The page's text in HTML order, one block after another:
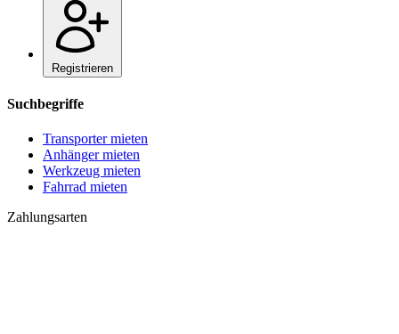
Registrieren
Suchbegriffe
Transporter mieten
Anhänger mieten
Werkzeug mieten
Fahrrad mieten
Zahlungsarten